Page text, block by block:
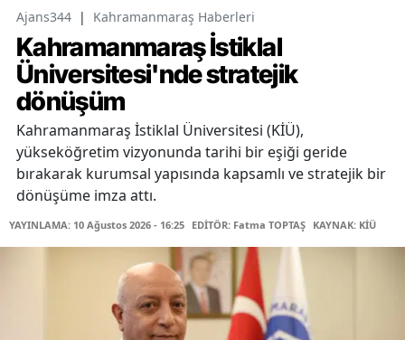
Ajans344 | Kahramanmaraş Haberleri
Kahramanmaraş İstiklal
Üniversitesi'nde stratejik
dönüşüm
Kahramanmaraş İstiklal Üniversitesi (KİÜ),
yükseköğretim vizyonunda tarihi bir eşiği geride
bırakarak kurumsal yapısında kapsamlı ve stratejik bir
dönüşüme imza attı.
YAYINLAMA: 10 Ağustos 2026 - 16:25 EDİTÖR: Fatma TOPTAŞ KAYNAK: KİÜ